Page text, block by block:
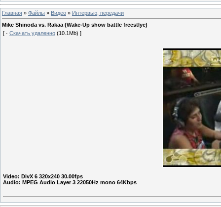
Главная » Файлы » Видео » Интервью, передачи
Mike Shinoda vs. Rakaa (Wake-Up show battle freestlye)
[ · Скачать удаленно (10.1Mb) ]
Video: DivX 6 320x240 30.00fps
Audio: MPEG Audio Layer 3 22050Hz mono 64Kbps